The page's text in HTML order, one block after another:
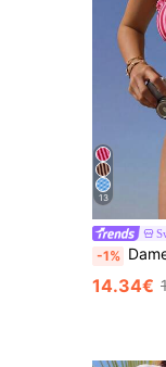
13
-1% Dames Lente/Zomer
14.34€